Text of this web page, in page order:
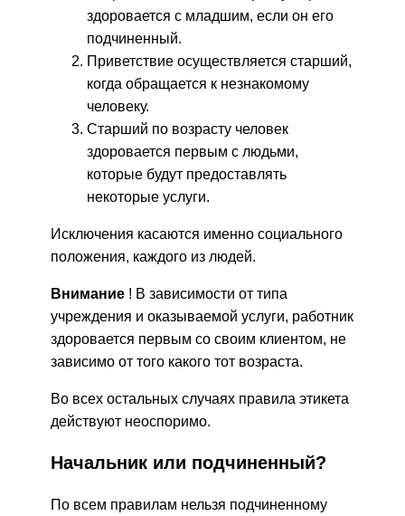
здоровается с младшим, если он его
подчиненный.
Приветствие осуществляется старший,
когда обращается к незнакомому
человеку.
Старший по возрасту человек
здоровается первым с людьми,
которые будут предоставлять
некоторые услуги.
Исключения касаются именно социального
положения, каждого из людей.
Внимание ! В зависимости от типа
учреждения и оказываемой услуги, работник
здоровается первым со своим клиентом, не
зависимо от того какого тот возраста.
Во всех остальных случаях правила этикета
действуют неоспоримо.
Начальник или подчиненный?
По всем правилам нельзя подчиненному